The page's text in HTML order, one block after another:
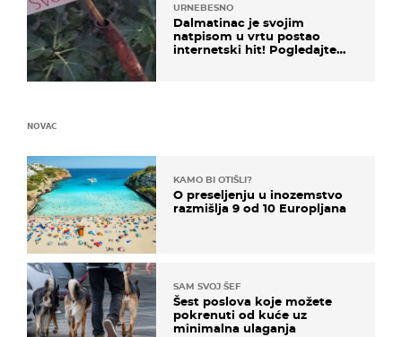
URNEBESNO
Dalmatinac je svojim
natpisom u vrtu postao
internetski hit! Pogledajte
NOVAC
KAMO BI OTIŠLI?
O preseljenju u inozemstvo
razmišlja 9 od 10 Europljana
SAM SVOJ ŠEF
Šest poslova koje možete
pokrenuti od kuće uz
minimalna ulaganja